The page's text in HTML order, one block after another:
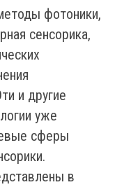
фотоники,
сенсорика,
и другие
уже
сферы
в